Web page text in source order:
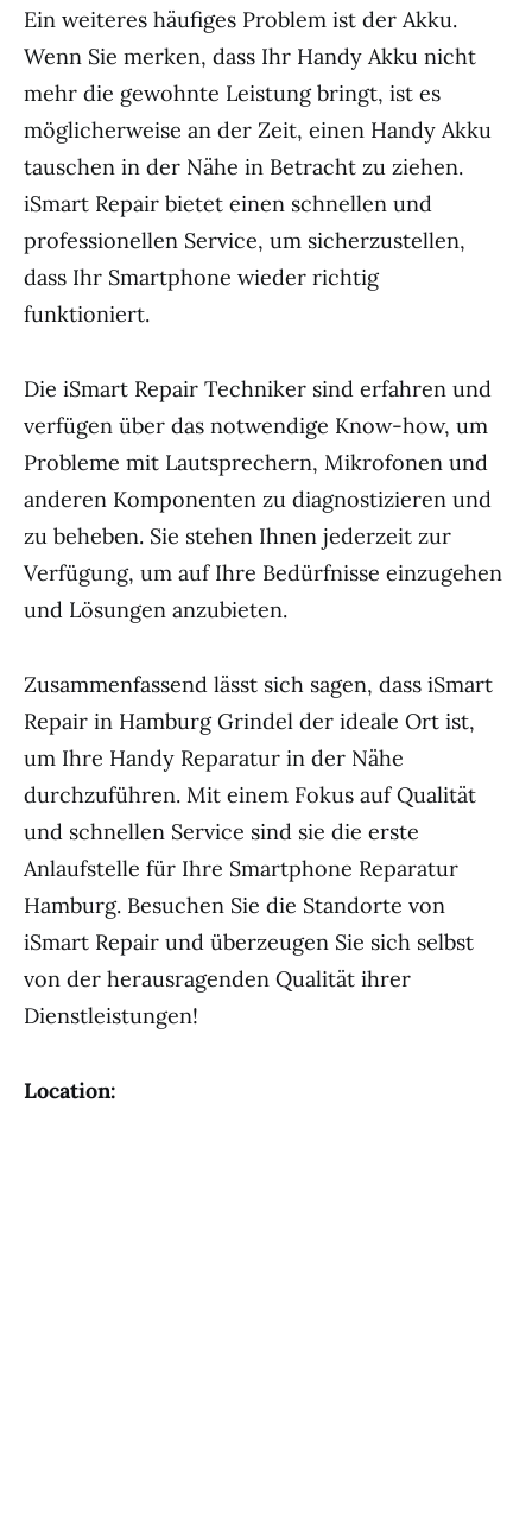
Ein weiteres häufiges Problem ist der Akku.
Wenn Sie merken, dass Ihr Handy Akku nicht
mehr die gewohnte Leistung bringt, ist es
möglicherweise an der Zeit, einen Handy Akku
tauschen in der Nähe in Betracht zu ziehen.
iSmart Repair bietet einen schnellen und
professionellen Service, um sicherzustellen,
dass Ihr Smartphone wieder richtig
funktioniert.
Die iSmart Repair Techniker sind erfahren und
verfügen über das notwendige Know-how, um
Probleme mit Lautsprechern, Mikrofonen und
anderen Komponenten zu diagnostizieren und
zu beheben. Sie stehen Ihnen jederzeit zur
Verfügung, um auf Ihre Bedürfnisse einzugehen
und Lösungen anzubieten.
Zusammenfassend lässt sich sagen, dass iSmart
Repair in Hamburg Grindel der ideale Ort ist,
um Ihre Handy Reparatur in der Nähe
durchzuführen. Mit einem Fokus auf Qualität
und schnellen Service sind sie die erste
Anlaufstelle für Ihre Smartphone Reparatur
Hamburg. Besuchen Sie die Standorte von
iSmart Repair und überzeugen Sie sich selbst
von der herausragenden Qualität ihrer
Dienstleistungen!
Location: